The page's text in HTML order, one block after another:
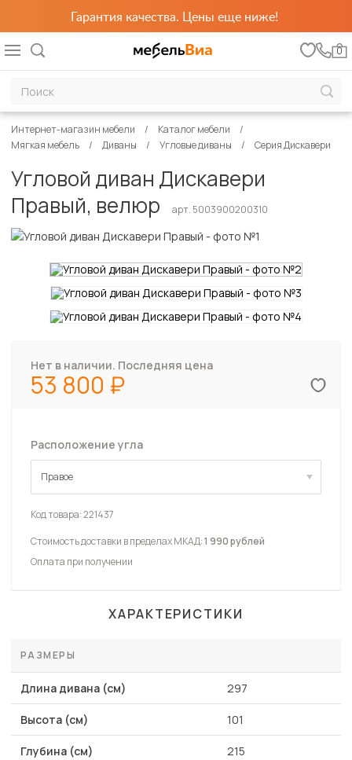
Гарантия качества. Цены еще ниже!
0
Интернет-магазин мебели
Каталог мебели
Мягкая мебель
Диваны Угловые диваны Серия Дискавери
Угловой диван Дискавери
Правый, велюр
арт. 5003900200310
Нет в наличии. Последняя цена
53 800
Расположение угла
Правое
Правое
Код товара:221437
Стоимость доставки в пределах МКАД:1 990 рублей
Оплата при получении
ХАРАКТЕРИСТИКИ
РАЗМЕРЫ
Длина дивана (см) 297
Высота (см) 101
Глубина (см) 215